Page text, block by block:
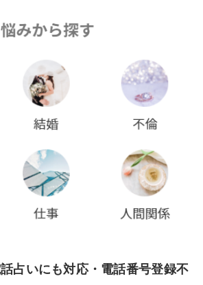
占いにも対応・電話番号登録不